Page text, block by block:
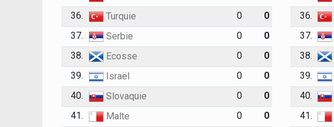
36.
Turquie 0
0
37.
Serbie 0
0
38.
Ecosse 0
0
39.
Israël 0
0
40.
Slovaquie 0
0
41.
Malte 0
0
36.
37.
38.
39.
40.
41.